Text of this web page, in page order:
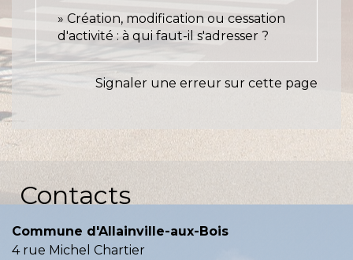
Création, modification ou cessation
d'activité : à qui faut-il s'adresser ?
Signaler une erreur sur cette page
Contacts
Commune d'Allainville-aux-Bois
4 rue Michel Chartier